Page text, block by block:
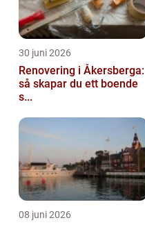
30 juni 2026
Renovering i Åkersberga:
så skapar du ett boende
s...
08 juni 2026